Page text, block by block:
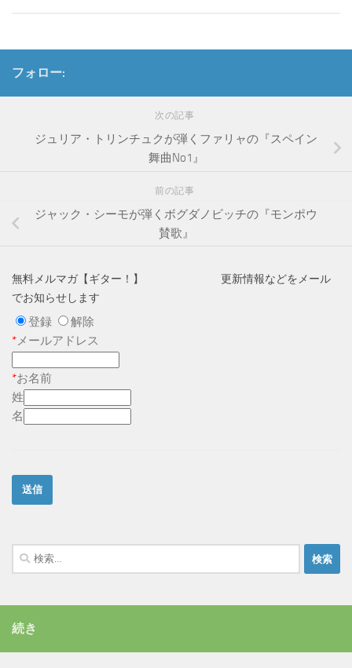
フォロー:
次の記事
ジュリア・トリンチュクが弾くファリャの『スペイン
舞曲No1』
前の記事
ジャック・シーモが弾くボグダノビッチの『モンポウ
賛歌』
無料メルマガ【ギター！】 更新情報などをメール
でお知らせします
登録
解除
*メールアドレス
*お名前
姓
名
検
索:
続き